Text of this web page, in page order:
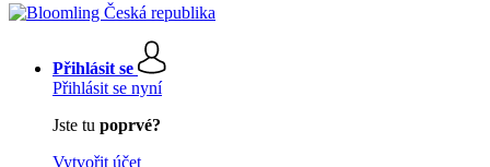
Přihlásit se
Přihlásit se nyní
Jste tu poprvé?
Vytvořit účet